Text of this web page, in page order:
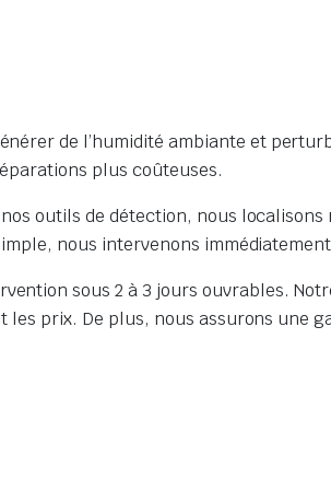
de l’humidité ambiante et
plus coûteuses.
outils de détection, nous localisons
nous intervenons
sous 2 à 3 jours ouvrables.
prix. De plus, nous assurons une